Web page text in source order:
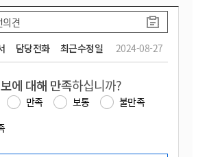
담당전화 최근수정일 2024-08-27
견
에 대해 만족하십니까?
만족 보통
불만족